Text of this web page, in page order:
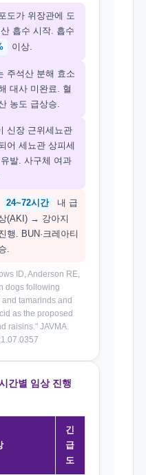
도가 위장관에 도
흡수 시작. 흡수
이상.
주석산 분해 효소
대사 미완료. 혈
농도 급상승.
신장 근위세뇨관
어 세뇨관 상피세
발. 사구체 여과
24~72시간
내 급
(AKI) → 강아지
행. BUN·크레아티
.
ID, Anderson RE,
dogs following
tamarinds and
as the proposed
raisins." JAVMA.
간별 임상 진행
긴
급
도